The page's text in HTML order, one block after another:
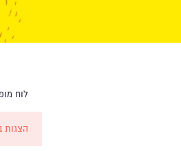
לוח
הצגות